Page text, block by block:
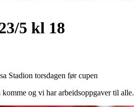
5 kl 18
Stadion torsdagen før cupen
og vi har arbeidsoppgaver til alle.